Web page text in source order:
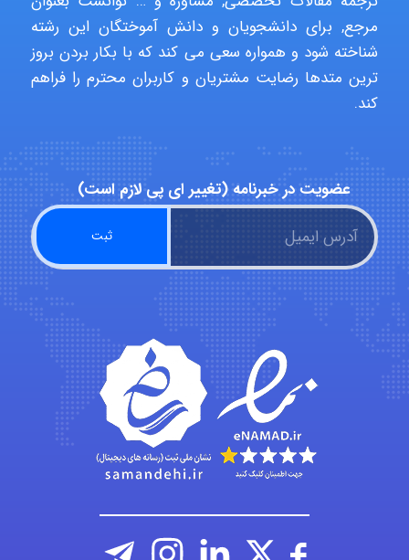
USER124
abolfazlkoshehe
abolfazlkoshehe
A.balandeh
fatima
مرجع, برای دانشجویان و دانش آموختگان این رشته
شناخته شود و همواره سعی می کند که با بکار بردن بروز
ترین متدها رضایت مشتریان و کاربران محترم را فراهم
کند.
عضویت در خبرنامه (تغییر ای پی لازم است)